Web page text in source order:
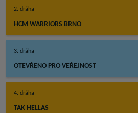
2. dráha
HCM WARRIORS BRNO
3. dráha
OTEVŘENO PRO VEŘEJNOST
4. dráha
TAK HELLAS